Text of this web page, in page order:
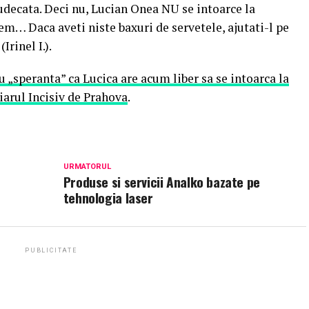
Deci nu, Lucian Onea NU se intoarce la
Daca aveti niste baxuri de servetele, ajutati-l pe
I.).
ca Lucica are acum liber sa se intoarca la
Incisiv de Prahova.
URMATORUL
Produse si servicii Analko bazate pe
tehnologia laser
PUBLICITATE